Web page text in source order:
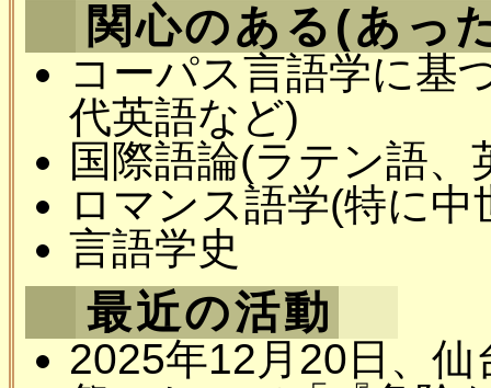
関心のある(あっ
コーパス言語学に基
代英語など)
国際語論(ラテン語、
ロマンス語学(特に
言語学史
最近の活動
2025年12月20日、